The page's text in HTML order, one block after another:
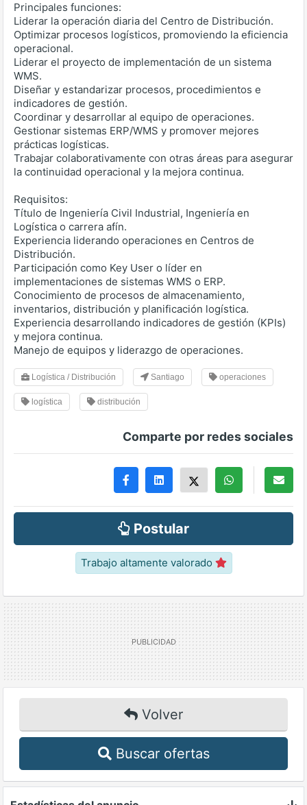
Principales funciones:
Liderar la operación diaria del Centro de Distribución.
Optimizar procesos logísticos, promoviendo la eficiencia
operacional.
Liderar el proyecto de implementación de un sistema
WMS.
Diseñar y estandarizar procesos, procedimientos e
indicadores de gestión.
Coordinar y desarrollar al equipo de operaciones.
Gestionar sistemas ERP/WMS y promover mejores
prácticas logísticas.
Trabajar colaborativamente con otras áreas para asegurar
la continuidad operacional y la mejora continua.
Requisitos:
Título de Ingeniería Civil Industrial, Ingeniería en
Logística o carrera afín.
Experiencia liderando operaciones en Centros de
Distribución.
Participación como Key User o líder en
implementaciones de sistemas WMS o ERP.
Conocimiento de procesos de almacenamiento,
inventarios, distribución y planificación logística.
Experiencia desarrollando indicadores de gestión (KPIs)
y mejora continua.
Manejo de equipos y liderazgo de operaciones.
Logística / Distribución Santiago operaciones
logística distribución
Comparte por redes sociales
Postular
Trabajo altamente valorado
Volver
Buscar ofertas